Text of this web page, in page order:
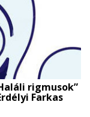
rigmusok”
Farkas